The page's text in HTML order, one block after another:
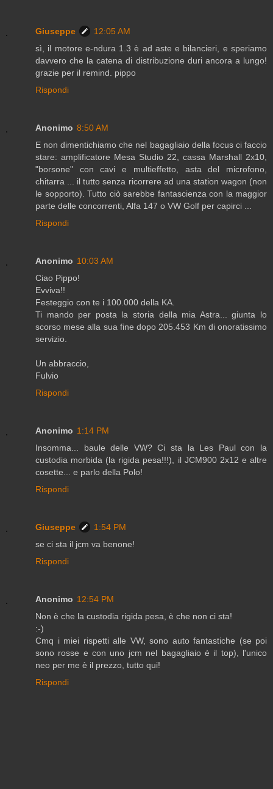
Giuseppe
12:05 AM
sì, il motore e-ndura 1.3 è ad aste e bilancieri, e speriamo
davvero che la catena di distribuzione duri ancora a lungo!
grazie per il remind. pippo
Rispondi
Anonimo 8:50 AM
E non dimentichiamo che nel bagagliaio della focus ci faccio
stare: amplificatore Mesa Studio 22, cassa Marshall 2x10,
"borsone" con cavi e multieffetto, asta del microfono,
chitarra ... il tutto senza ricorrere ad una station wagon (non
le sopporto). Tutto ciò sarebbe fantascienza con la maggior
parte delle concorrenti, Alfa 147 o VW Golf per capirci ...
Rispondi
Anonimo 10:03 AM
Ciao Pippo!
Evviva!!
Festeggio con te i 100.000 della KA.
Ti mando per posta la storia della mia Astra... giunta lo
scorso mese alla sua fine dopo 205.453 Km di onoratissimo
servizio.
Un abbraccio,
Fulvio
Rispondi
Anonimo 1:14 PM
Insomma... baule delle VW? Ci sta la Les Paul con la
custodia morbida (la rigida pesa!!!), il JCM900 2x12 e altre
cosette... e parlo della Polo!
Rispondi
Giuseppe
1:54 PM
se ci sta il jcm va benone!
Rispondi
Anonimo 12:54 PM
Non è che la custodia rigida pesa, è che non ci sta!
:-)
Cmq i miei rispetti alle VW, sono auto fantastiche (se poi
sono rosse e con uno jcm nel bagagliaio è il top), l'unico
neo per me è il prezzo, tutto qui!
Rispondi